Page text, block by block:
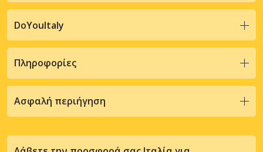
DoYouItaly
Πληροφορίες
Ασφαλή περιήγηση